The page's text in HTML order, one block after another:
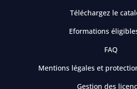
Téléchargez le
Eformations
FAQ
Mentions légales et
Gestion des